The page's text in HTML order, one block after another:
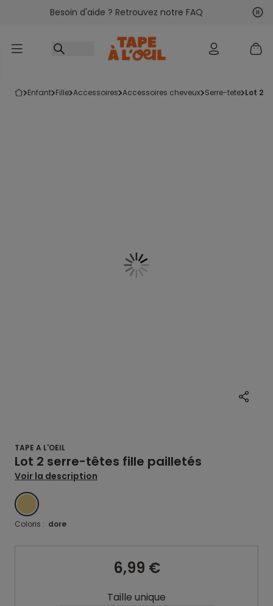
Accéder au contenu
Besoin d'aide ? Retrouvez notre FAQ
enfant fille accessoires accessoires cheveux serre-tete lot 2
TAPE A L'OEIL
Lot 2 serre-têtes fille pailletés
Voir la description
DORE
Coloris : dore
6,99 €
Taille unique